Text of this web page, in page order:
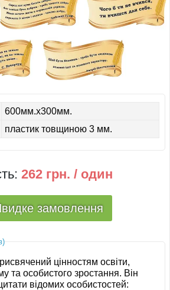
600мм.х300мм.
пластик товщиною 3 мм.
262 грн. / один
замовлення
цінностям освіти,
та особистого зростання. Він
відомих особистостей: